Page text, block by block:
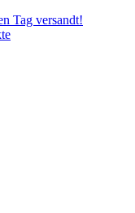
Tag versandt!